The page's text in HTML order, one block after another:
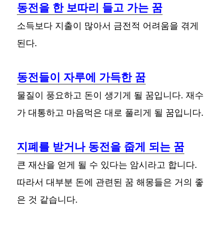
동전을 한 보따리 들고 가는 꿈
소득보다 지출이 많아서 금전적 어려움을 겪게
된다.
동전들이 자루에 가득한 꿈
물질이 풍요하고 돈이 생기게 될 꿈입니다. 재수
가 대통하고 마음먹은 대로 풀리게 될 꿈입니다.
지폐를 받거나 동전을 줍게 되는 꿈
큰 재산을 얻게 될 수 있다는 암시라고 합니다.
따라서 대부분 돈에 관련된 꿈 해몽들은 거의 좋
은 것 같습니다.